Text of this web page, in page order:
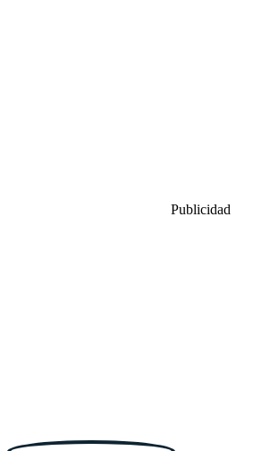
Publicidad